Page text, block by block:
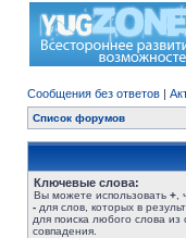
Сообщения без ответов |
Список форумов
Ключевые слова:
Вы можете использовать +
- для слов, которых в
для поиска любого слова из
совпадения.